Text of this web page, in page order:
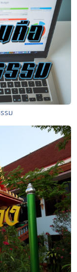
รม